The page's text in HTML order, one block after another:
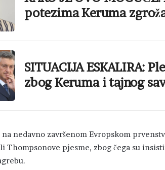
potezima Keruma
SITUACIJA ESKALIRA:
zbog Keruma i tajnog
nedavno završenom Evropskom
Thompsonove pjesme, zbog čega su